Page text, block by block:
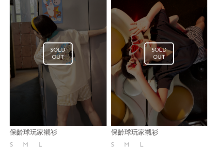
SOLD
OUT
保齡球玩家襯衫
S
M
L
SOLD
OUT
保齡球玩家襯衫
S
M
L